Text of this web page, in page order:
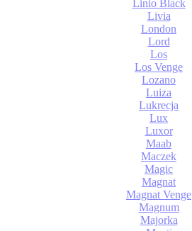
Linio Black
Livia
London
Lord
Los
Los Venge
Lozano
Luiza
Lukrecja
Lux
Luxor
Maab
Maczek
Magic
Magnat
Magnat Venge
Magnum
Majorka